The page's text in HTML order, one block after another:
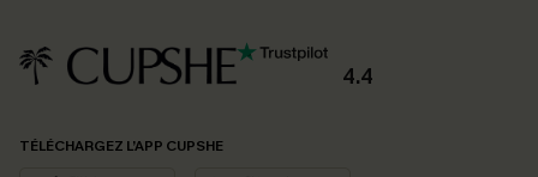
4.4
TÉLÉCHARGEZ L’APP CUPSHE
PROFITEZ DE -15%